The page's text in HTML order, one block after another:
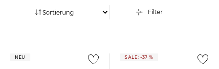
Filter
NEU SALE: -37 %